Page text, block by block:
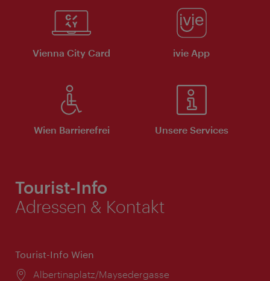
Vienna City Card ivie App
Wien Barrierefrei Unsere Services
Tourist-Info
Adressen & Kontakt
Tourist-Info Wien
Ort:
Albertinaplatz/Maysedergasse